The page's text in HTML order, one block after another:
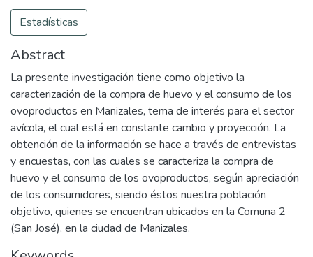
Estadísticas
Abstract
La presente investigación tiene como objetivo la
caracterización de la compra de huevo y el consumo de los
ovoproductos en Manizales, tema de interés para el sector
avícola, el cual está en constante cambio y proyección. La
obtención de la información se hace a través de entrevistas
y encuestas, con las cuales se caracteriza la compra de
huevo y el consumo de los ovoproductos, según apreciación
de los consumidores, siendo éstos nuestra población
objetivo, quienes se encuentran ubicados en la Comuna 2
(San José), en la ciudad de Manizales.